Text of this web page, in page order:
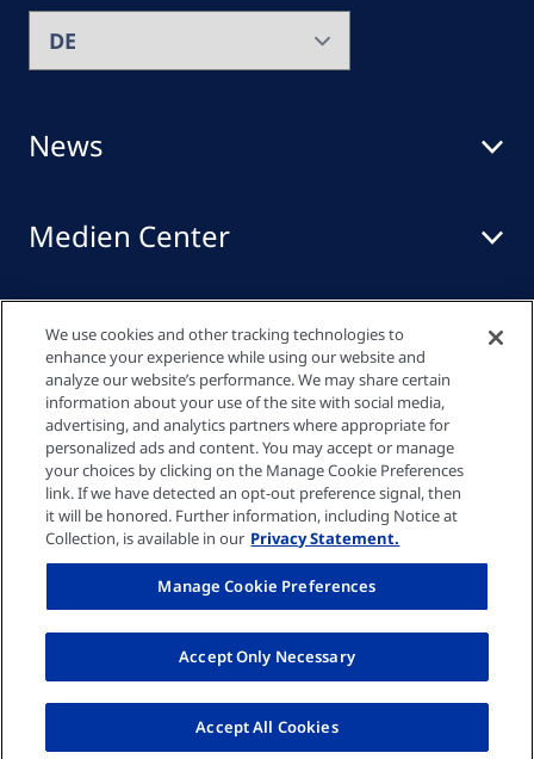
News
Medien Center
Events
Quick links
© Fresenius Medical Care AG 2026
Datenschutzrichtlinie
Cookie-Einstellungen
We use cookies and other tracking technologies to
enhance your experience while using our website and
analyze our website’s performance. We may share certain
information about your use of the site with social media,
advertising, and analytics partners where appropriate for
personalized ads and content. You may accept or manage
your choices by clicking on the Manage Cookie Preferences
link. If we have detected an opt-out preference signal, then
it will be honored. Further information, including Notice at
Collection, is available in our Privacy Statement.
Manage Cookie Preferences
Accept Only Necessary
Accept All Cookies